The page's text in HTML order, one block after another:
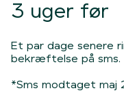
3 uger før
Et par dage senere
bekræftelse på sms.
*Sms modtaget maj